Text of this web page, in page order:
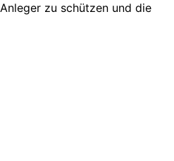
zu schützen und die